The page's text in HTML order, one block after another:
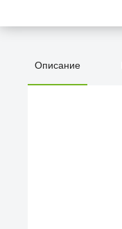
Описание